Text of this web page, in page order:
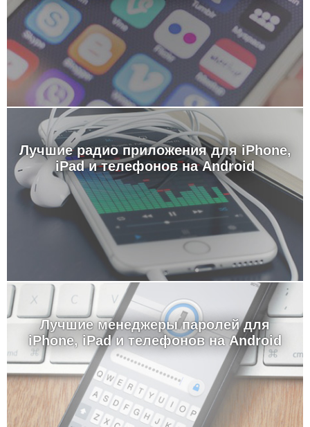
Лучшие радио приложения для iPhone,
iPad и телефонов на Android
Лучшие менеджеры паролей для
iPhone, iPad и телефонов на Android